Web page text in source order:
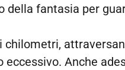
fantasia per
chilometri,
Anche